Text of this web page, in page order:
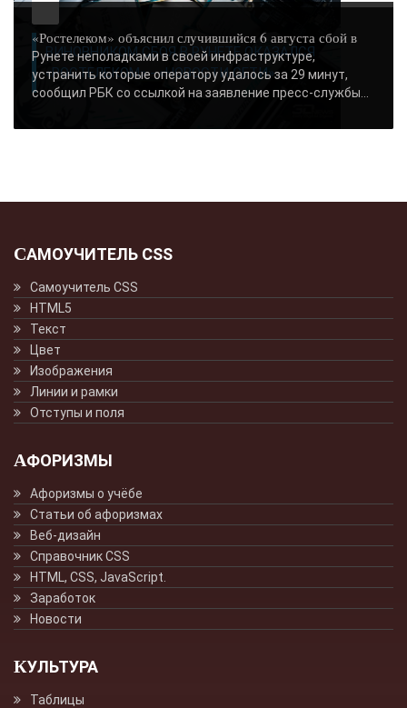
ВИНОВНИКОМ СБОЯ В РУНЕТЕ ОКАЗАЛСЯ
«РОСТЕЛЕКОМ» - «НОВОСТИ СЕТИ»..
«Ростелеком» объяснил случившийся 6 августа сбой в
Рунете неполадками в своей инфраструктуре,
устранить которые оператору удалось за 29 минут,
сообщил РБК со ссылкой на заявление пресс-службы...
САМОУЧИТЕЛЬ CSS
Самоучитель CSS
HTML5
Текст
Цвет
Изображения
Линии и рамки
Отступы и поля
АФОРИЗМЫ
Афоризмы о учёбе
Статьи об афоризмах
Веб-дизайн
Справочник CSS
HTML, CSS, JavaScript.
Заработок
Новости
КУЛЬТУРА
Таблицы